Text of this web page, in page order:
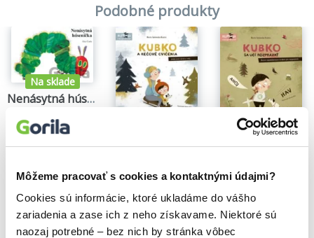
Môžeme pracovať s cookies a kontaktnými údajmi?
Cookies sú informácie, ktoré ukladáme do vášho
zariadenia a zase ich z neho získavame. Niektoré sú
naozaj potrebné – bez nich by stránka vôbec
Podobné produkty
Na sklade
Nenásytná húsenička
10,50€
11,20€
Na sklade
11,40€